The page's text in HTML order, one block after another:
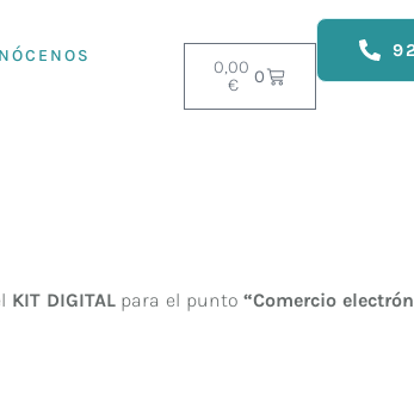
0,00
€
0
KIT DIGITALpara el punto“Comercio